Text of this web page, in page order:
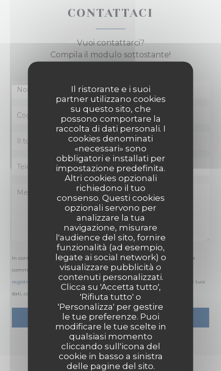
Il ristorante e i suoi
partner utilizzano cookies
su questo sito, che
possono comportare la
raccolta di dati personali. I
cookies denominati
«necessari» sono
obbligatori e installati per
impostazione predefinita.
Altri cookies opzionali
richiedono il tuo
consenso. Questi cookies
opzionali servono per
analizzare la tua
navigazione, misurare
l'audience del sito, fornire
funzionalità (ad esempio,
legate ai social network) o
visualizzare pubblicità o
contenuti personalizzati.
Clicca su 'Accetta tutto',
'Rifiuta tutto' o
'Personalizza' per gestire
le tue preferenze. Puoi
modificare le tue scelte in
qualsiasi momento
cliccando sull'icona del
cookie in basso a sinistra
delle pagine del sito.
CONTATTACI
Vuoi contattarci?
Compila il modulo sottostante!
In conformità al Codice del Consumo, hai il diritto di opporti alle chiamate
commerciali iscrivendoti al Registro Pubblico delle Opposizioni:
registrodelleopposizioni.it . Per maggiori informazioni sul trattamento dei tuoi
dati, consulta la nostra
informativa sulla privacy